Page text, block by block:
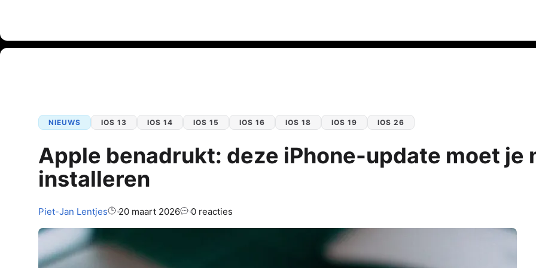
NIEUWS IOS 13 IOS 14 IOS 15 IOS 16 IOS 18 IOS 19 IOS 26
Apple benadrukt: deze iPhone-update moet je
installeren
Auteur:
Piet-Jan Lentjes 20 maart 2026 0 reacties